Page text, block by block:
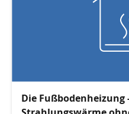
Die Fußbodenheizung